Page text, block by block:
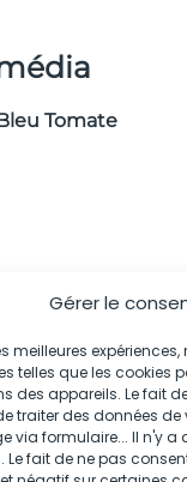
Gérer le
meilleures
telles que les cookies
des appareils. Le fait
traiter des données
via formulaire... Il n'y
Le fait de ne pas
Tomate